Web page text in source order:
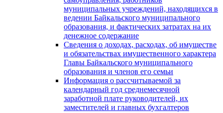
муниципальных учреждений, находящихся в
ведении Байкальского муниципального
образования, и фактических затратах на их
денежное содержание
Сведения о доходах, расходах, об имуществе
и обязательствах имущественного характера
Главы Байкальского муниципального
образования и членов его семьи
Информация о рассчитываемой за
календарный год среднемесячной
заработной плате руководителей, их
заместителей и главных бухгалтеров